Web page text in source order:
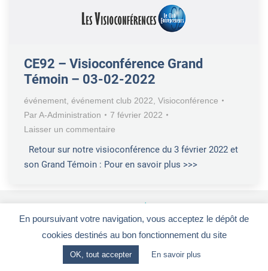
CE92 – Visioconférence Grand
Témoin – 03-02-2022
événement événement club 2022 Visioconférence
ParA-Administration
7 février 2022
Laisser un commentaire
Retour sur notre visioconférence du 3 février 2022 et
son Grand Témoin : Pour en savoir plus >>>
Le Club Entrepreneurs 92-CGV-Mentions légales
28, rue de la Redoute - 92260 FONTENAY-AUX-ROSES
En poursuivant votre navigation, vous acceptez le dépôt de
cookies destinés au bon fonctionnement du site
OK, tout accepter En savoir plus